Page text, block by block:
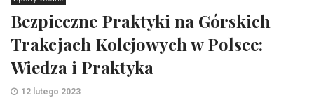
Bezpieczne Praktyki na Górskich
Trakcjach Kolejowych w Polsce:
Wiedza i Praktyka
12 lutego 2023